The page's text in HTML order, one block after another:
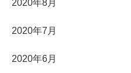
2020年8月
2020年7月
2020年6月